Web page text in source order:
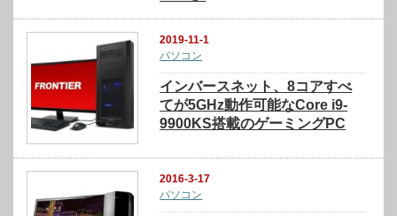
2019-11-1
パソコン
インバースネット、8コアすべ
てが5GHz動作可能なCore i9-
9900KS搭載のゲーミングPC
2016-3-17
パソコン